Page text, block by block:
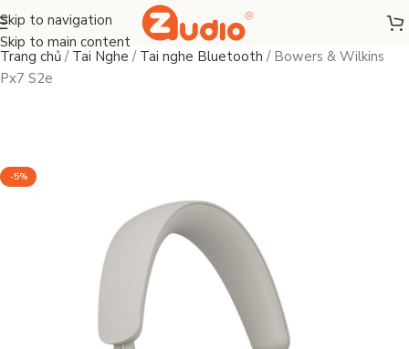
Skip to navigation
Skip to main content
Trang chủ / Tai Nghe / Tai nghe Bluetooth / Bowers & Wilkins
Px7 S2e
-5%